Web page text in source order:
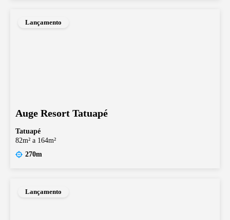
Lançamento
Auge Resort Tatuapé
Tatuapé
82m² a 164m²
270m
Lançamento